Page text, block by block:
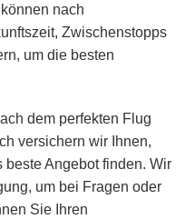
nach
Zwischenstopps
um die besten
dem perfekten Flug
versichern wir Ihnen,
Angebot finden. Wir
um bei Fragen oder
Sie Ihren